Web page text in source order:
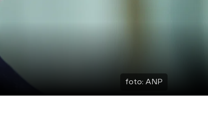
foto: ANP